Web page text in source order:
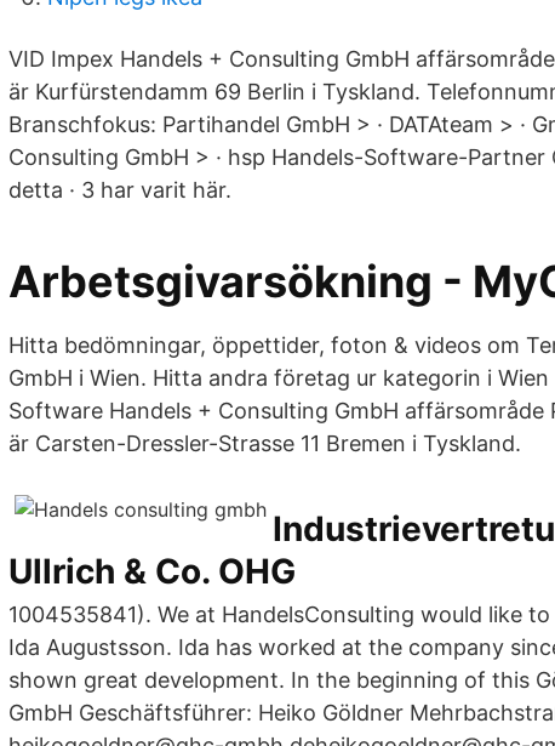
VID Impex Handels + Consulting GmbH
är Kurfürstendamm 69 Berlin i Tyskland.
Branschfokus: Partihandel GmbH > · DATAteam > ·
Consulting GmbH > · hsp Handels-Software-Partner
detta · 3 har varit här.
Arbetsgivarsökning -
Hitta bedömningar, öppettider, foton & videos om
GmbH i Wien. Hitta andra företag ur kategorin i
Software Handels + Consulting GmbH
är Carsten-Dressler-Strasse 11 Bremen i Tyskland.
Ullrich & Co. OHG
1004535841). We at HandelsConsulting would like
Ida Augustsson. Ida has worked at the company
shown great development. In the beginning of this
GmbH Geschäftsführer: Heiko Göldner